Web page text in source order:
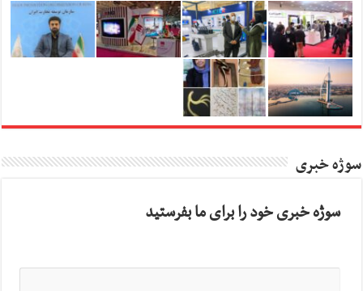
سوژه خبری
سوژه خبری خود را برای ما بفرستید